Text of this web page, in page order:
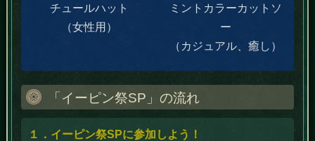
チュールハット
（女性用）
ミントカラーカットソ
ー
（カジュアル、癒し）
「イーピン祭SP」の流れ
１．イーピン祭SPに参加しよう！